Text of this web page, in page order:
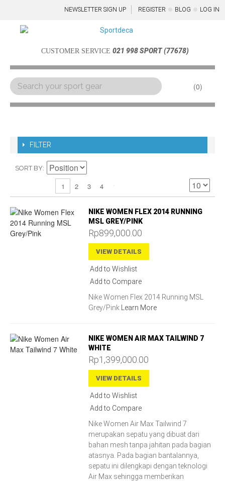
NEWSLETTER SIGN UP REGISTER BLOG LOG IN
CUSTOMER SERVICE 021 998 SPORT (77678)
0
FILTER
SORT BY
1 2 3 4
NIKE WOMEN FLEX 2014 RUNNING
MSL GREY/PINK
Rp899,000.00
VIEW DETAILS
Add to Wishlist
Add to Compare
Nike Women Flex 2014 Running MSL
Grey/Pink
Learn More
NIKE WOMEN AIR MAX TAILWIND 7
WHITE
Rp1,399,000.00
VIEW DETAILS
Add to Wishlist
Add to Compare
Nike Women Air Max Tailwind 7
merupakan sepatu yang dibuat dari
bahan mesh tanpa jahitan pada bagian
atasnya. Pada bagian bantalannya,
sepatu ini dilengkapi dengan teknologi
Air Max sehingga memberikan